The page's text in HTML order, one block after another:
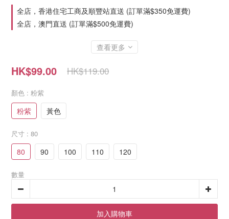
全店，香港住宅工商及順豐站直送 (訂單滿$350免運費)
全店，澳門直送 (訂單滿$500免運費)
查看更多
HK$99.00 HK$119.00
顏色 : 粉紫
粉紫 黃色
尺寸 : 80
80 90 100 110 120
數量
加入購物車